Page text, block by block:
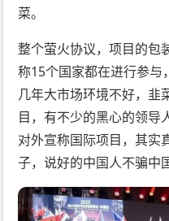
菜。
整个萤火协议，项目的包
称15个国家都在进行参与
几年大市场环境不好，韭
目，有不少的黑心的领导
对外宣称国际项目，其实
子，说好的中国人不骗中